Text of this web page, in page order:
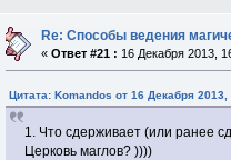
Re: Способы ведения
«Ответ #21 : 16 Декабря 2013,
Цитата: Komandos от 16 Декабря 2013,
1. Что сдерживает (или ранее
Церковь маглов? ))))